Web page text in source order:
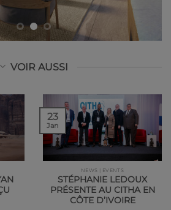
VOIR AUSSI
NEWS | EVENTS
STÉPHANIE LEDOUX
PRÉSENTE AU CITHA EN
CÔTE D’IVOIRE
23
Jan